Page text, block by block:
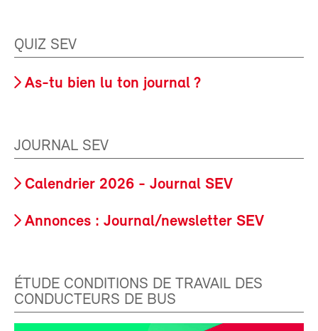
QUIZ SEV
As-tu bien lu ton journal ?
JOURNAL SEV
Calendrier 2026 - Journal SEV
Annonces : Journal/newsletter SEV
ÉTUDE CONDITIONS DE TRAVAIL DES
CONDUCTEURS DE BUS